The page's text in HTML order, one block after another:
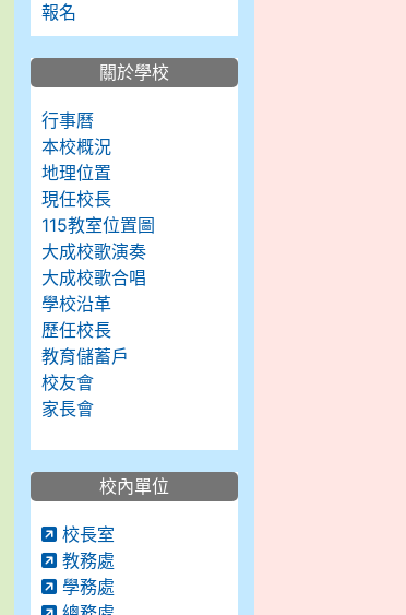
報名
關於學校
行事曆
本校概況
地理位置
現任校長
115教室位置圖
大成校歌演奏
大成校歌合唱
學校沿革
歷任校長
教育儲蓄戶
校友會
家長會
校內單位
校長室
教務處
學務處